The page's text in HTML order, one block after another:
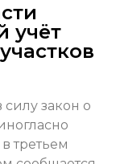
учёт
силу закон о
третьем